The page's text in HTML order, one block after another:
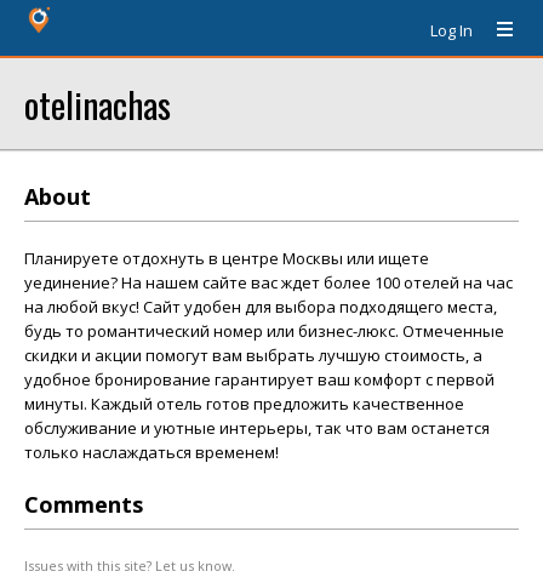
Log In
otelinachas
About
Планируете отдохнуть в центре Москвы или ищете
уединение? На нашем сайте вас ждет более 100 отелей на час
на любой вкус! Сайт удобен для выбора подходящего места,
будь то романтический номер или бизнес-люкс. Отмеченные
скидки и акции помогут вам выбрать лучшую стоимость, а
удобное бронирование гарантирует ваш комфорт с первой
минуты. Каждый отель готов предложить качественное
обслуживание и уютные интерьеры, так что вам останется
только наслаждаться временем!
Comments
Issues with this site? Let us know.